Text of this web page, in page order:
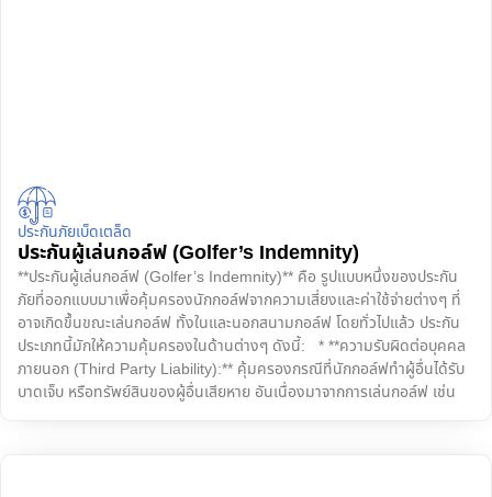
ประกันภัยเบ็ดเตล็ด
ประกันผู้เล่นกอล์ฟ (Golfer’s Indemnity)
**ประกันผู้เล่นกอล์ฟ (Golfer’s Indemnity)** คือ รูปแบบหนึ่งของประกัน
ภัยที่ออกแบบมาเพื่อคุ้มครองนักกอล์ฟจากความเสี่ยงและค่าใช้จ่ายต่างๆ ที่
อาจเกิดขึ้นขณะเล่นกอล์ฟ ทั้งในและนอกสนามกอล์ฟ โดยทั่วไปแล้ว ประกัน
ประเภทนี้มักให้ความคุ้มครองในด้านต่างๆ ดังนี้: * **ความรับผิดต่อบุคคล
ภายนอก (Third Party Liability):** คุ้มครองกรณีที่นักกอล์ฟทำผู้อื่นได้รับ
บาดเจ็บ หรือทรัพย์สินของผู้อื่นเสียหาย อันเนื่องมาจากการเล่นกอล์ฟ เช่น